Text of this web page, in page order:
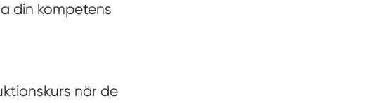
din kompetens
när de